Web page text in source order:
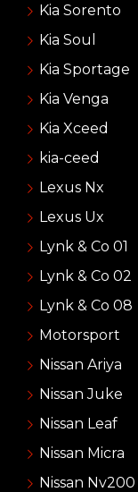
Kia Sorento
Kia Soul
Kia Sportage
Kia Venga
Kia Xceed
kia-ceed
Lexus Nx
Lexus Ux
Lynk & Co 01
Lynk & Co 02
Lynk & Co 08
Motorsport
Nissan Ariya
Nissan Juke
Nissan Leaf
Nissan Micra
Nissan Nv200